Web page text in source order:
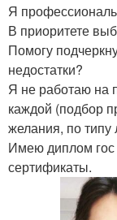
Я
В приоритете
Помогу
недостатки?
Я не работаю на
каждой (подбор
желания, по типу
Имею диплом
сертификаты.